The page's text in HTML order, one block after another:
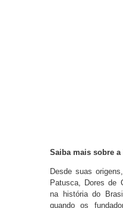
Saiba mais sobre
Desde suas
Patusca, Dores de
na história do
quando os